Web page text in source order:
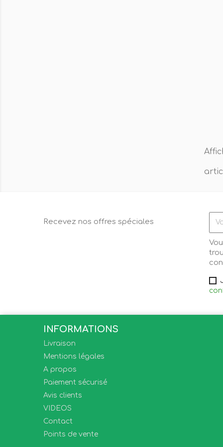
Recevez nos offres spéciales
INFORMATIONS
Livraison
Mentions légales
A propos
Paiement sécurisé
Avis clients
VIDEOS
Contact
Points de vente